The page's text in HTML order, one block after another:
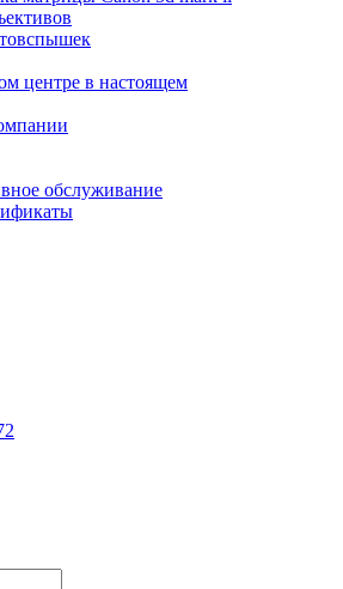
центре в настоящем
обслуживание